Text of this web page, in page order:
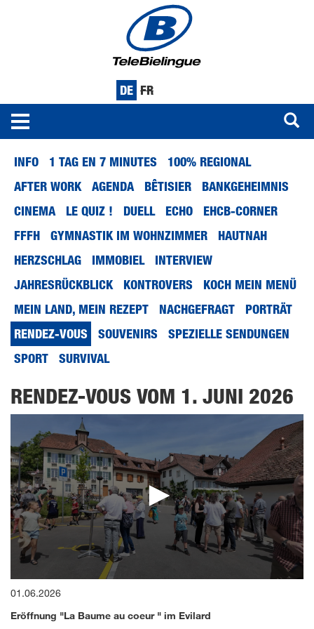
DE FR
INFO 1 TAG EN 7 MINUTES
100% REGIONAL
AFTER WORK
AGENDA BÊTISIER
BANKGEHEIMNIS
CINEMA
LE QUIZ ! DUELL ECHO
EHCB-CORNER
FFFH
GYMNASTIK IM WOHNZIMMER
HAUTNAH
HERZSCHLAG
IMMOBIEL
INTERVIEW
JAHRESRÜCKBLICK
KONTROVERS
KOCH MEIN MENÜ
MEIN LAND, MEIN REZEPT
NACHGEFRAGT
PORTRÄT
RENDEZ-VOUS
SOUVENIRS
SPEZIELLE SENDUNGEN
SPORT
SURVIVAL
RENDEZ-VOUS VOM 1. JUNI 2026
seconds
5
01.06.2026
Eröffnung "La Baume au coeur " im Evilard